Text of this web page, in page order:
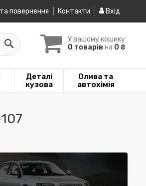
повернення Контакти Вхід
У вашому кошику
0 товарів на 0 ₴
Деталі
кузова
Олива та
автохімія